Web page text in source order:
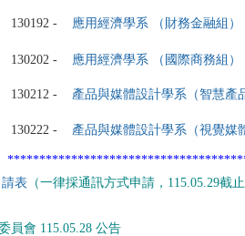
130192 - 應用經濟學系 （財務金融組）
130202 - 應用經濟學系 （國際商務組）
130212 - 產品與媒體設計學系（智慧產
130222 - 產品與媒體設計學系（視覺媒
表 （一律採通訊方式申請，115.05.29截
員會 115.05.28 公告